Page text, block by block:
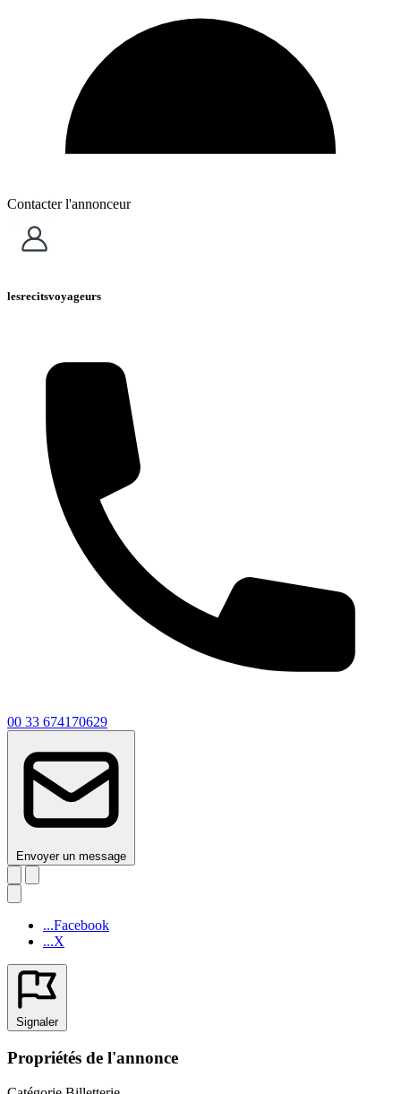
Contacter l'annonceur
lesrecitsvoyageurs
00 33 674170629
Envoyer un message
...Facebook
...X
Signaler
Propriétés de l'annonce